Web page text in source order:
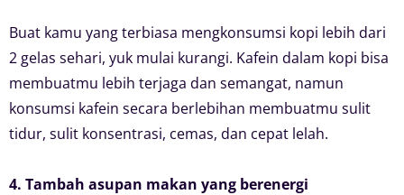
Buat kamu yang terbiasa mengkonsumsi kopi lebih dari
2 gelas sehari, yuk mulai kurangi. Kafein dalam kopi bisa
membuatmu lebih terjaga dan semangat, namun
konsumsi kafein secara berlebihan membuatmu sulit
tidur, sulit konsentrasi, cemas, dan cepat lelah.
4. Tambah asupan makan yang berenergi